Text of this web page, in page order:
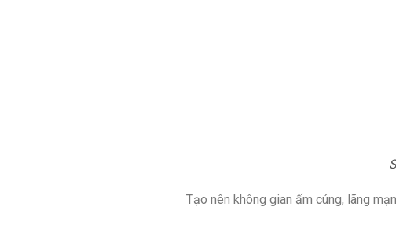
Tạo nên không gian ấm cúng, lãng